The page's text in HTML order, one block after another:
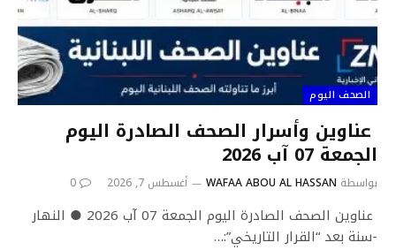
الصحف اليوم
عناوين وأسرار الصحف الصادرة اليوم
الجمعة 07 آب 2026
بواسطة WAFAA ABOU AL HASSAN أغسطس 7, 2026 0
عناوين الصحف الصادرة اليوم الجمعة 07 آب 2026 ● النهار
-سنة بعد “القرار التاريخي”:…